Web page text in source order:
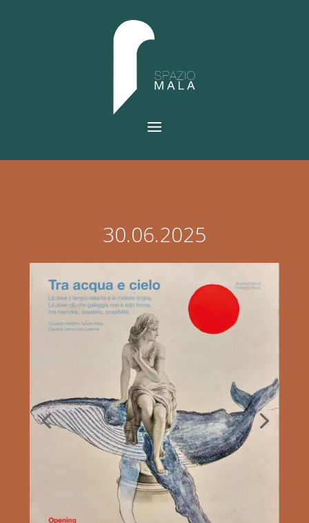
30.06.2025